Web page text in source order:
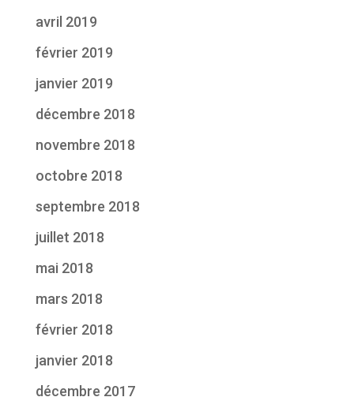
avril 2019
février 2019
janvier 2019
décembre 2018
novembre 2018
octobre 2018
septembre 2018
juillet 2018
mai 2018
mars 2018
février 2018
janvier 2018
décembre 2017